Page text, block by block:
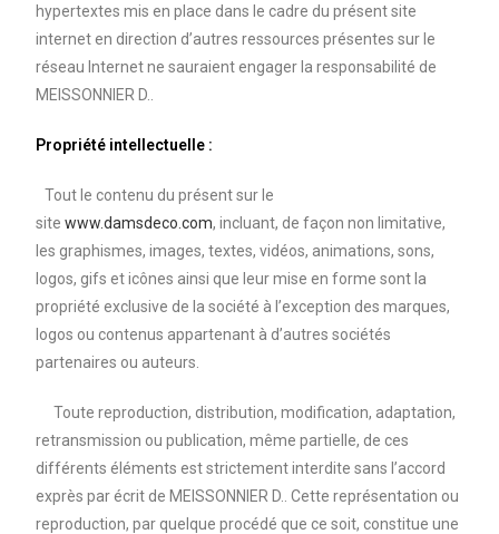
hypertextes mis en place dans le cadre du présent site
internet en direction d’autres ressources présentes sur le
réseau Internet ne sauraient engager la responsabilité de
MEISSONNIER D..
Propriété intellectuelle :
Tout le contenu du présent sur le
sitewww.damsdeco.com, incluant, de façon non limitative,
les graphismes, images, textes, vidéos, animations, sons,
logos, gifs et icônes ainsi que leur mise en forme sont la
propriété exclusive de la société à l’exception des marques,
logos ou contenus appartenant à d’autres sociétés
partenaires ou auteurs.
Toute reproduction, distribution, modification, adaptation,
retransmission ou publication, même partielle, de ces
différents éléments est strictement interdite sans l’accord
exprès par écrit de MEISSONNIER D.. Cette représentation ou
reproduction, par quelque procédé que ce soit, constitue une